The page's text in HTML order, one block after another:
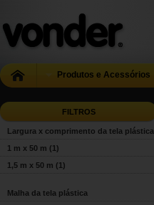
Produtos e Acessórios
FILTROS
Largura x comprimento da tela plástica
1 m x 50 m (1)
1,5 m x 50 m (1)
Malha da tela plástica